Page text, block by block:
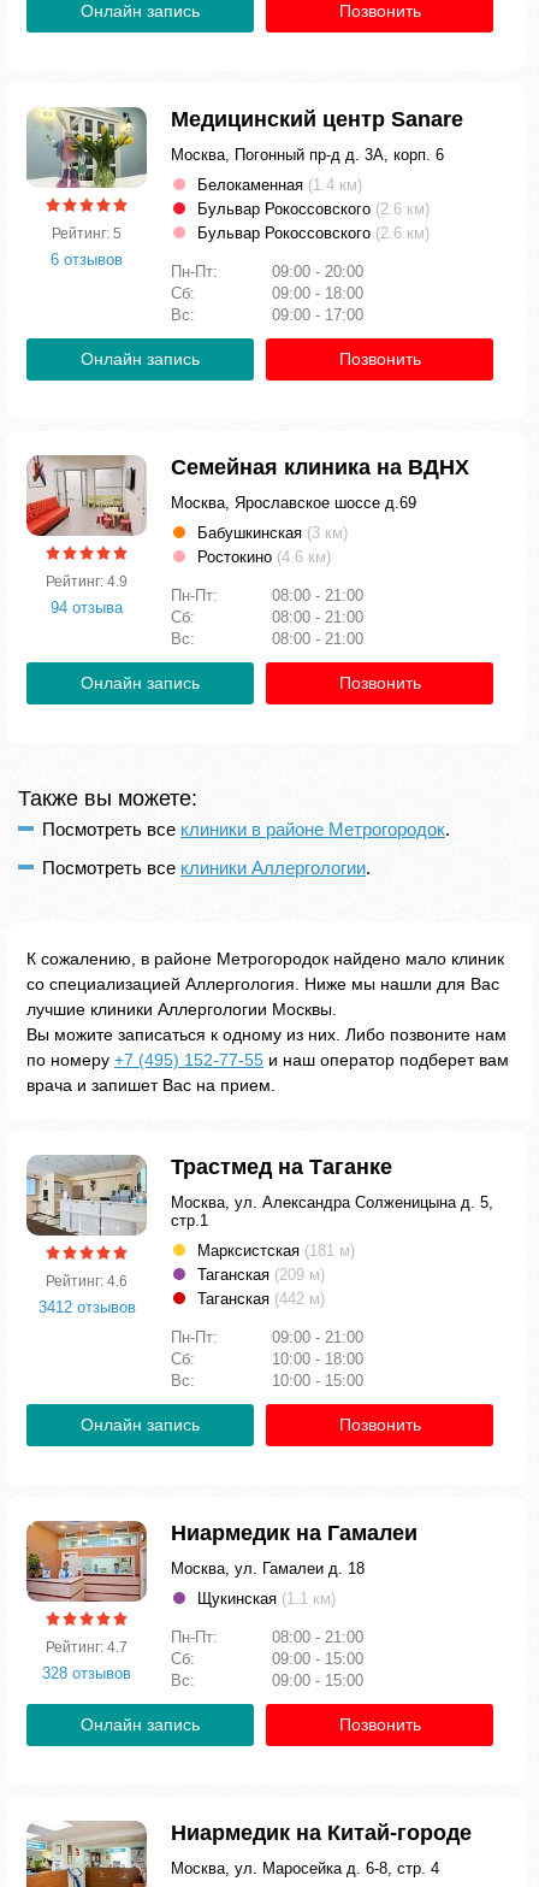
Онлайн запись Позвонить
Рейтинг: 5
6 отзывов
Медицинский центр Sanare
Москва, Погонный пр-д д. 3А, корп. 6
Белокаменная (1.4 км)
Бульвар Рокоссовского (2.6 км)
Бульвар Рокоссовского (2.6 км)
Пн-Пт:
09:00 - 20:00
Сб:
09:00 - 18:00
Вс:
09:00 - 17:00
Онлайн запись Позвонить
Рейтинг: 4.9
94 отзыва
Семейная клиника на ВДНХ
Москва, Ярославское шоссе д.69
Бабушкинская (3 км)
Ростокино (4.6 км)
Пн-Пт:
08:00 - 21:00
Сб:
08:00 - 21:00
Вс:
08:00 - 21:00
Онлайн запись Позвонить
Также вы можете:
Посмотреть все клиники в районе Метрогородок.
Посмотреть все клиники Аллергологии.
К сожалению, в районе Метрогородок найдено мало клиник
со специализацией Аллергология. Ниже мы нашли для Вас
лучшие клиники Аллергологии Москвы.
Вы можите записаться к одному из них. Либо позвоните нам
по номеру +7 (495) 152-77-55 и наш оператор подберет вам
врача и запишет Вас на прием.
Рейтинг: 4.6
3412 отзывов
Трастмед на Таганке
Москва, ул. Александра Солженицына д. 5,
стр.1
Марксистская (181 м)
Таганская (209 м)
Таганская (442 м)
Пн-Пт:
09:00 - 21:00
Сб:
10:00 - 18:00
Вс:
10:00 - 15:00
Онлайн запись Позвонить
Рейтинг: 4.7
328 отзывов
Ниармедик на Гамалеи
Москва, ул. Гамалеи д. 18
Щукинская (1.1 км)
Пн-Пт:
08:00 - 21:00
Сб:
09:00 - 15:00
Вс:
09:00 - 15:00
Онлайн запись Позвонить
Ниармедик на Китай-городе
Москва, ул. Маросейка д. 6-8, стр. 4